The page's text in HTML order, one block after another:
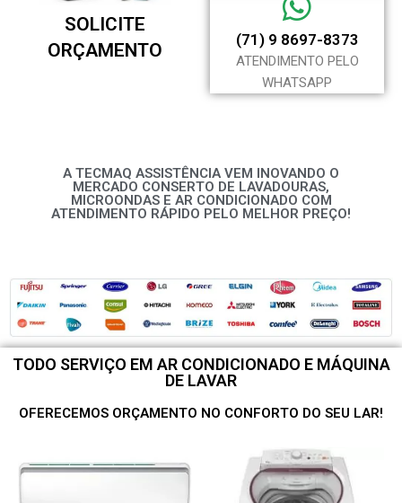
SOLICITE
ORÇAMENTO
(71) 9 8697-8373
ATENDIMENTO PELO
WHATSAPP
A TECMAQ ASSISTÊNCIA VEM INOVANDO O
MERCADO CONSERTO DE LAVADOURAS,
MICROONDAS E AR CONDICIONADO COM
ATENDIMENTO RÁPIDO PELO MELHOR PREÇO!
TODO SERVIÇO EM AR CONDICIONADO E MÁQUINA
DE LAVAR
OFERECEMOS ORÇAMENTO NO CONFORTO DO SEU LAR!